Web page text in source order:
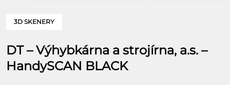
3D SKENERY
DT – Výhybkárna a strojírna, a.s. –
HandySCAN BLACK